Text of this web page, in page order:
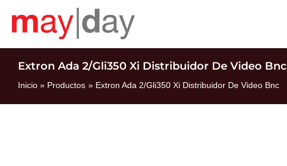
contenido
Extron Ada 2/Gli350 Xi Distribuidor De Video Bnc
Inicio Productos Extron Ada 2/Gli350 Xi Distribuidor De Video Bnc